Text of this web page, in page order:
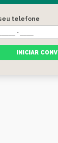
seu telefone
INICIAR